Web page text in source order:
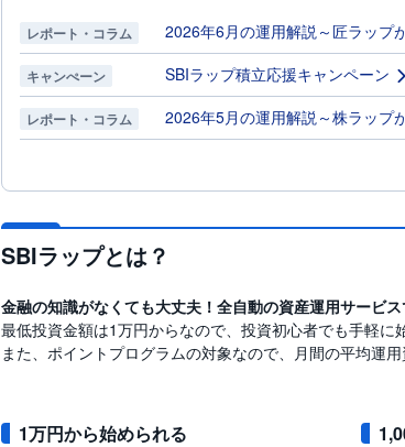
レポート・コラム 2026年6月の運用解説～匠ラップ
キャンぺーン SBIラップ積立応援キャンペーン
レポート・コラム 2026年5月の運用解説～株ラップ
SBIラップとは？
金融の知識がなくても大丈夫！全自動の資産運用サービス
最低投資金額は1万円からなので、投資初心者でも手軽
また、ポイントプログラムの対象なので、月間の平均運
1万円から始められる